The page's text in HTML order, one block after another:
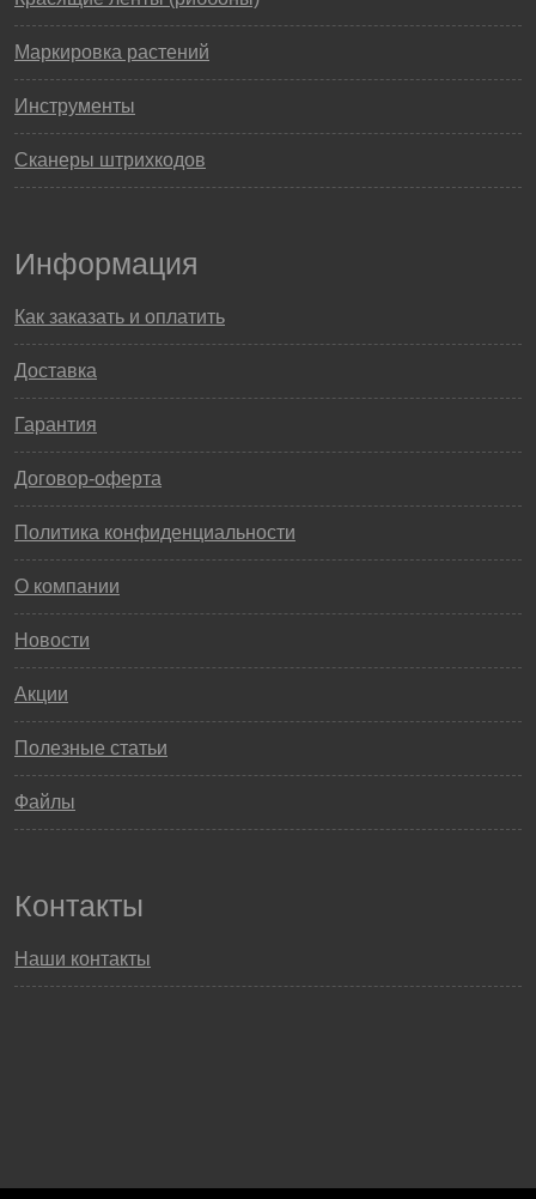
Маркировка растений
Инструменты
Сканеры штрихкодов
Информация
Как заказать и оплатить
Доставка
Гарантия
Договор-оферта
Политика конфиденциальности
О компании
Новости
Акции
Полезные статьи
Файлы
Контакты
Наши контакты